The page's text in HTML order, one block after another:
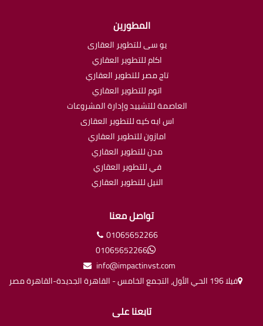
المطورين
يو سى للتطوير العقارى
اكام للتطوير العقاري
تاج مصر للتطوير العقاري
اتوم للتطوير العقاري
العاصمة للتشييد وإدارة المشروعات
اس ايه كيه للتطوير العقارى
امازون للتطوير العقاري
مدن للتطوير العقاري
في للتطوير العقاري
النيل للتطوير العقاري
تواصل معنا
01065652266
01065652266
info@impactinvst.com
فيلا 196 الحي الأول، التجمع الخامس - القاهرة الجديدة-القاهرة مصر
تابعنا على